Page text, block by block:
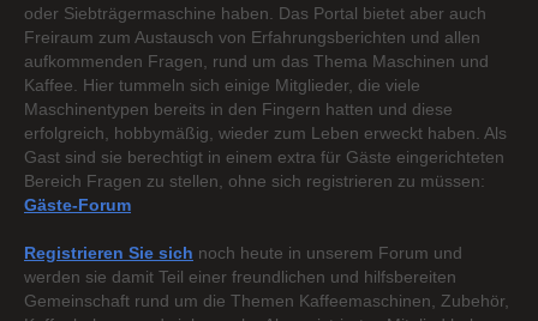
oder Siebträgermaschine haben. Das Portal bietet aber auch
Freiraum zum Austausch von Erfahrungsberichten und allen
aufkommenden Fragen, rund um das Thema Maschinen und
Kaffee. Hier tummeln sich einige Mitglieder, die viele
Maschinentypen bereits in den Fingern hatten und diese
erfolgreich, hobbymäßig, wieder zum Leben erweckt haben. Als
Gast sind sie berechtigt in einem extra für Gäste eingerichteten
Bereich Fragen zu stellen, ohne sich registrieren zu müssen:
Gäste-Forum
Registrieren Sie sich noch heute in unserem Forum und
werden sie damit Teil einer freundlichen und hilfsbereiten
Gemeinschaft rund um die Themen Kaffeemaschinen, Zubehör,